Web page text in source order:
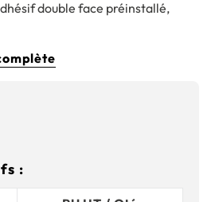
double face préinstallé,
: